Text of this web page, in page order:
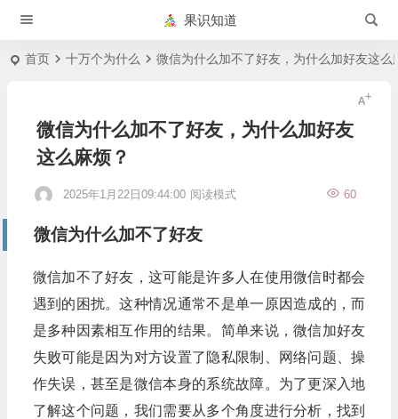
果识知道
首页 十万个为什么 微信为什么加不了好友，为什么加好友这么
微信为什么加不了好友，为什么加好友
这么麻烦？
2025年1月22日09:44:00 60
阅读模式
微信为什么加不了好友
微信加不了好友，这可能是许多人在使用微信时都会
遇到的困扰。这种情况通常不是单一原因造成的，而
是多种因素相互作用的结果。简单来说，微信加好友
失败可能是因为对方设置了隐私限制、网络问题、操
作失误，甚至是微信本身的系统故障。为了更深入地
了解这个问题，我们需要从多个角度进行分析，找到